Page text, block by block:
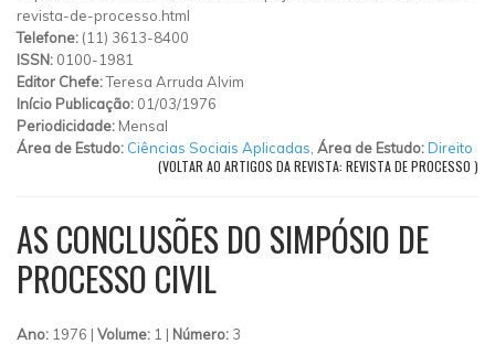
revista-de-processo.html
Telefone: (11) 3613-8400
ISSN: 0100-1981
Editor Chefe:Teresa Arruda Alvim
Início Publicação: 01/03/1976
Periodicidade: Mensal
Área de Estudo: Ciências Sociais Aplicadas Área de Estudo:Direito
(VOLTAR AO ARTIGOS DA REVISTA: REVISTA DE PROCESSO )
AS CONCLUSÕES DO SIMPÓSIO DE
PROCESSO CIVIL
Ano: 1976 | Volume: 1 | Número: 3